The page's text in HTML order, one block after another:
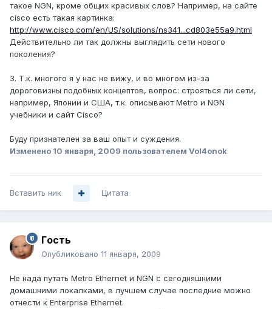
такое NGN, кроме общих красивых слов? Например, на сайте
cisco есть такая картинка:
http://www.cisco.com/en/US/solutions/ns341...cd803e55a9.html
Действительно ли так должны выглядить сети нового
поколения?
3. Т.к. многого я у нас не вижу, и во многом из-за
дороговизны подобных концептов, вопрос: строяться ли сети,
например, Японии и США, т.к. описывают Metro и NGN
учебники и сайт Cisco?
Буду признателен за ваш опыт и суждения.
Изменено 10 января, 2009 пользователем Vol4onok
Вставить ник Цитата
Гoсть
Опубликовано 11 января, 2009
Не нада путать Metro Ethernet и NGN с сегодняшними
домашними локалками, в лучшем случае последние можно
отнести к Enterprise Ethernet.